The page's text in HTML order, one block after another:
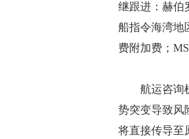
继跟进：赫伯
船指令海湾地
费附加费；
航运咨询机
势突变导致风
将直接传导至